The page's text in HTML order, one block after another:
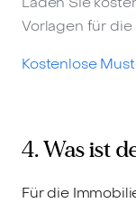
Vorlagen für die
Kostenlose
4. Was ist
Für die